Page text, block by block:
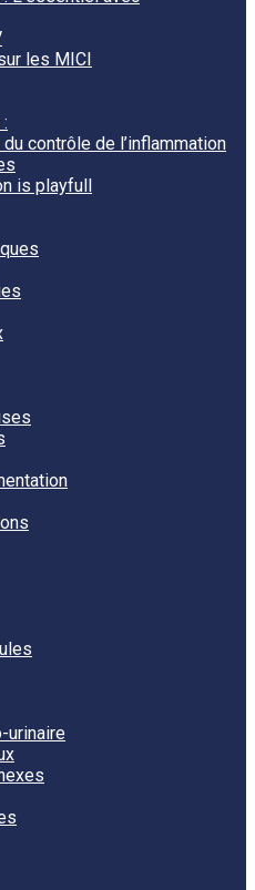
les MICI
du contrôle de l’inflammation
is playfull
urinaire